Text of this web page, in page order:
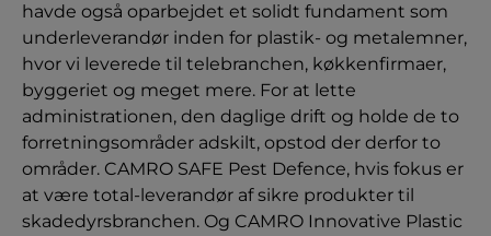
havde også oparbejdet et solidt fundament som
underleverandør inden for plastik- og metalemner,
hvor vi leverede til telebranchen, køkkenfirmaer,
byggeriet og meget mere. For at lette
administrationen, den daglige drift og holde de to
forretningsområder adskilt, opstod der derfor to
områder. CAMRO SAFE Pest Defence, hvis fokus er
at være total-leverandør af sikre produkter til
skadedyrsbranchen. Og CAMRO Innovative Plastic